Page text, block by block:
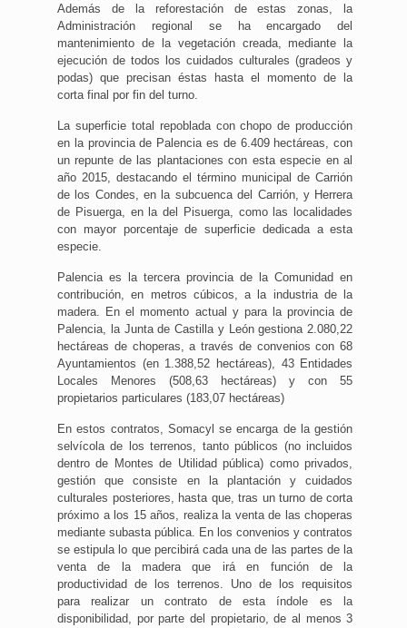
Además de la reforestación de estas zonas, la
Administración regional se ha encargado del
mantenimiento de la vegetación creada, mediante la
ejecución de todos los cuidados culturales (gradeos y
podas) que precisan éstas hasta el momento de la
corta final por fin del turno.
La superficie total repoblada con chopo de producción
en la provincia de Palencia es de 6.409 hectáreas, con
un repunte de las plantaciones con esta especie en al
año 2015, destacando el término municipal de Carrión
de los Condes, en la subcuenca del Carrión, y Herrera
de Pisuerga, en la del Pisuerga, como las localidades
con mayor porcentaje de superficie dedicada a esta
especie.
Palencia es la tercera provincia de la Comunidad en
contribución, en metros cúbicos, a la industria de la
madera. En el momento actual y para la provincia de
Palencia, la Junta de Castilla y León gestiona 2.080,22
hectáreas de choperas, a través de convenios con 68
Ayuntamientos (en 1.388,52 hectáreas), 43 Entidades
Locales Menores (508,63 hectáreas) y con 55
propietarios particulares (183,07 hectáreas)
En estos contratos, Somacyl se encarga de la gestión
selvícola de los terrenos, tanto públicos (no incluidos
dentro de Montes de Utilidad pública) como privados,
gestión que consiste en la plantación y cuidados
culturales posteriores, hasta que, tras un turno de corta
próximo a los 15 años, realiza la venta de las choperas
mediante subasta pública. En los convenios y contratos
se estipula lo que percibirá cada una de las partes de la
venta de la madera que irá en función de la
productividad de los terrenos. Uno de los requisitos
para realizar un contrato de esta índole es la
disponibilidad, por parte del propietario, de al menos 3